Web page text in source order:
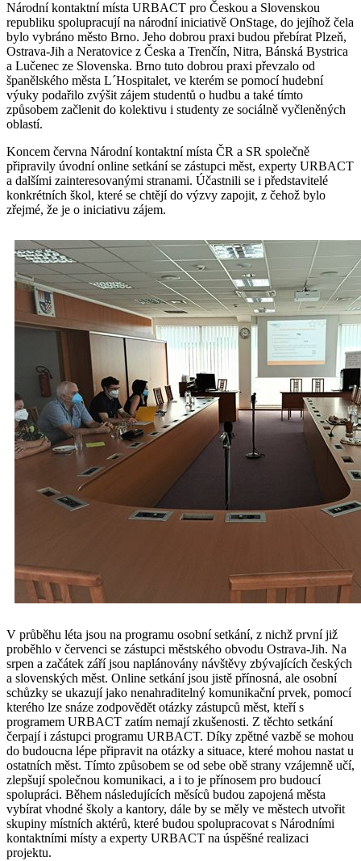
Národní kontaktní místa URBACT pro Českou a Slovenskou
republiku spolupracují na národní iniciativě OnStage, do jejíhož čela
bylo vybráno město Brno. Jeho dobrou praxi budou přebírat Plzeň,
Ostrava-Jih a Neratovice z Česka a Trenčín, Nitra, Bánská Bystrica
a Lučenec ze Slovenska. Brno tuto dobrou praxi převzalo od
španělského města L´Hospitalet, ve kterém se pomocí hudební
výuky podařilo zvýšit zájem studentů o hudbu a také tímto
způsobem začlenit do kolektivu i studenty ze sociálně vyčleněných
oblastí.
Koncem června Národní kontaktní místa ČR a SR společně
připravily úvodní online setkání se zástupci měst, experty URBACT
a dalšími zainteresovanými stranami. Účastnili se i představitelé
konkrétních škol, které se chtějí do výzvy zapojit, z čehož bylo
zřejmé, že je o iniciativu zájem.
V průběhu léta jsou na programu osobní setkání, z nichž první již
proběhlo v červenci se zástupci městského obvodu Ostrava-Jih. Na
srpen a začátek září jsou naplánovány návštěvy zbývajících českých
a slovenských měst. Online setkání jsou jistě přínosná, ale osobní
schůzky se ukazují jako nenahraditelný komunikační prvek, pomocí
kterého lze snáze zodpovědět otázky zástupců měst, kteří s
programem URBACT zatím nemají zkušenosti. Z těchto setkání
čerpají i zástupci programu URBACT. Díky zpětné vazbě se mohou
do budoucna lépe připravit na otázky a situace, které mohou nastat u
ostatních měst. Tímto způsobem se od sebe obě strany vzájemně učí,
zlepšují společnou komunikaci, a i to je přínosem pro budoucí
spolupráci. Během následujících měsíců budou zapojená města
vybírat vhodné školy a kantory, dále by se měly ve městech utvořit
skupiny místních aktérů, které budou spolupracovat s Národními
kontaktními místy a experty URBACT na úspěšné realizaci
projektu.